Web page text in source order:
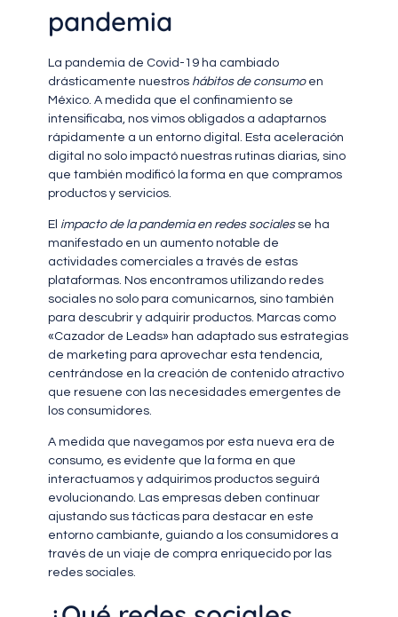
pandemia
La pandemia de Covid-19 ha cambiado
drásticamente nuestros hábitos de consumoen
México. A medida que el confinamiento se
intensificaba, nos vimos obligados a adaptarnos
rápidamente a un entorno digital. Esta aceleración
digital no solo impactó nuestras rutinas diarias, sino
que también modificó la forma en que compramos
productos y servicios.
El impacto de la pandemia en redes socialesse ha
manifestado en un aumento notable de
actividades comerciales a través de estas
plataformas. Nos encontramos utilizando redes
sociales no solo para comunicarnos, sino también
para descubrir y adquirir productos. Marcas como
«Cazador de Leads» han adaptado sus estrategias
de marketing para aprovechar esta tendencia,
centrándose en la creación de contenido atractivo
que resuene con las necesidades emergentes de
los consumidores.
A medida que navegamos por esta nueva era de
consumo, es evidente que la forma en que
interactuamos y adquirimos productos seguirá
evolucionando. Las empresas deben continuar
ajustando sus tácticas para destacar en este
entorno cambiante, guiando a los consumidores a
través de un viaje de compra enriquecido por las
redes sociales.